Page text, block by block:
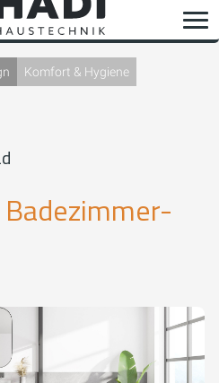
Komfort & Hygiene